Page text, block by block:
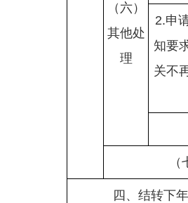
（六）
其他处
理
2.申
知要
关不
四、结转下